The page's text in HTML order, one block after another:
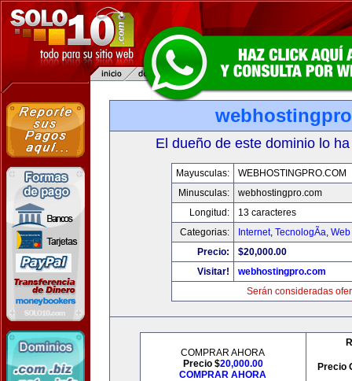
El dueño de este dominio lo
Mayusculas:
WEBHOSTINGPRO.COM
Minusculas:
webhostingpro.com
Longitud:
13 caracteres
Categorias:
Internet, TecnologÃ­a,
Precio:
$20,000.00
Visitar!
webhostingpro.com
Serán consideradas
COMPRAR AHORA
Precio $20,000.00
COMPRAR AHORA
Precio